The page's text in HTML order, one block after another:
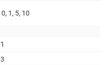
0, 1, 5, 10
1
3